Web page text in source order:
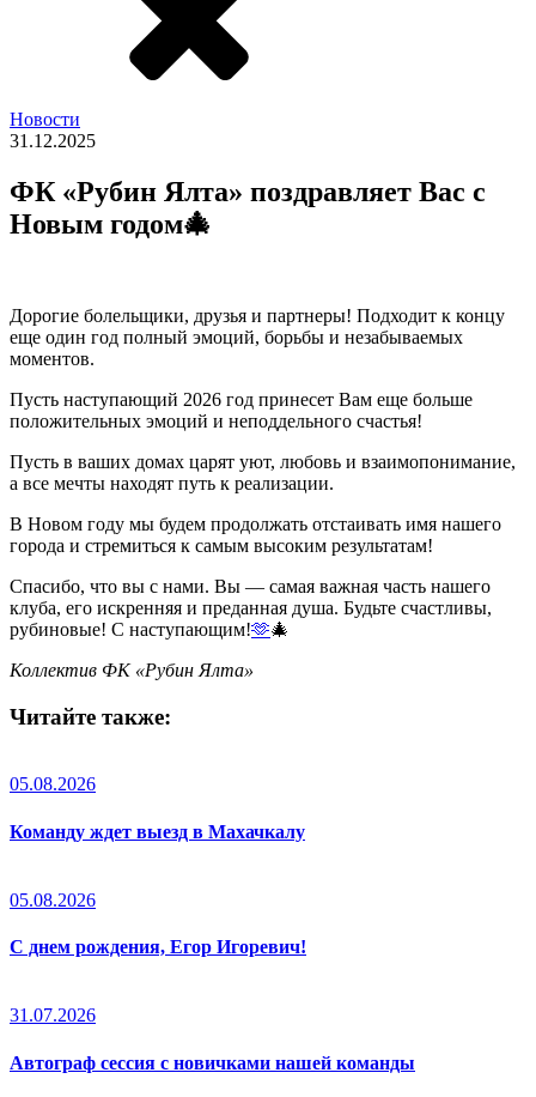
Новости
31.12.2025
ФК «Рубин Ялта» поздравляет Вас с
Новым годом🎄
Дорогие болельщики, друзья и партнеры! Подходит к концу
еще один год полный эмоций, борьбы и незабываемых
моментов.
Пусть наступающий 2026 год принесет Вам еще больше
положительных эмоций и неподдельного счастья!
Пусть в ваших домах царят уют, любовь и взаимопонимание,
а все мечты находят путь к реализации.
В Новом году мы будем продолжать отстаивать имя нашего
города и стремиться к самым высоким результатам!
Спасибо, что вы с нами. Вы — самая важная часть нашего
клуба, его искренняя и преданная душа. Будьте счастливы,
рубиновые! С наступающим!🫶🎄
Коллектив ФК «Рубин Ялта»
Читайте также:
05.08.2026
Команду ждет выезд в Махачкалу
05.08.2026
С днем рождения, Егор Игоревич!
31.07.2026
Автограф сессия с новичками нашей команды